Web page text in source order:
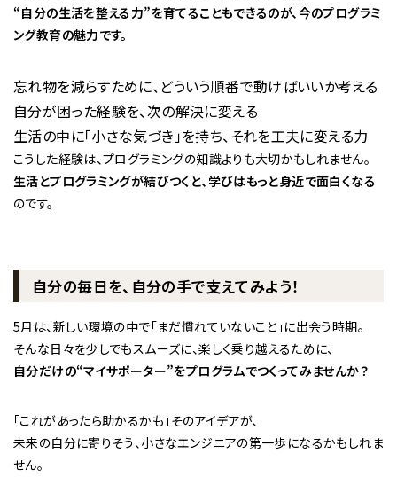
“自分の生活を整える力”を育てることもできるのが、今のプログラミ
ング教育の魅力です。
忘れ物を減らすために、どういう順番で動けばいいか考える
自分が困った経験を、次の解決に変える
生活の中に「小さな気づき」を持ち、それを工夫に変える力
こうした経験は、プログラミングの知識よりも大切かもしれません。
生活とプログラミングが結びつくと、学びはもっと身近で面白くなる
のです。
自分の毎日を、自分の手で支えてみよう！
5月は、新しい環境の中で「まだ慣れていないこと」に出会う時期。
そんな日々を少しでもスムーズに、楽しく乗り越えるために、
自分だけの“マイサポーター”をプログラムでつくってみませんか？
「これがあったら助かるかも」――そのアイデアが、
未来の自分に寄りそう、小さなエンジニアの第一歩になるかもしれま
せん。